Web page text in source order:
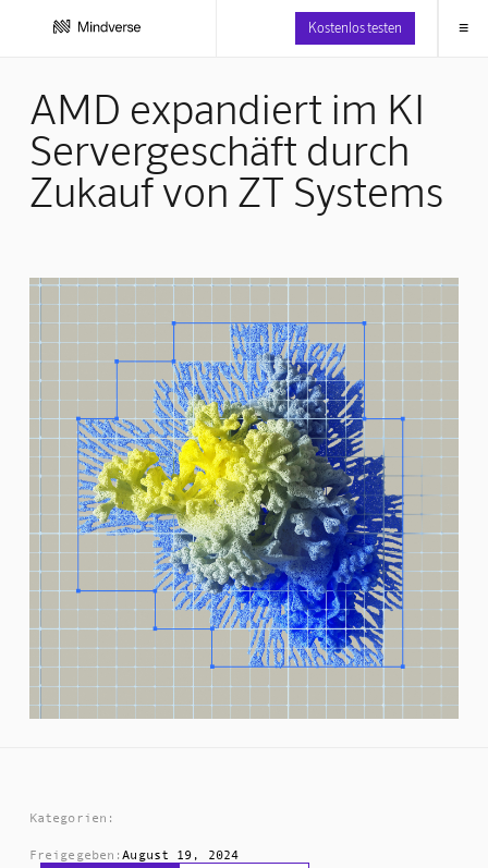
Kostenlos testen ≡
AMD expandiert im KI
Servergeschäft durch
Zukauf von ZT Systems
Kategorien:
Freigegeben:August 19, 2024